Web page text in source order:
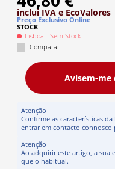
inclui IVA e EcoValores
Preço Exclusivo Online
STOCK
Lisboa - Sem Stock
Comparar
Avisem-me
Atenção
Confirme as características
entrar em contacto connosco
Atenção
Ao adquirir este artigo, a sua
que o habitual.